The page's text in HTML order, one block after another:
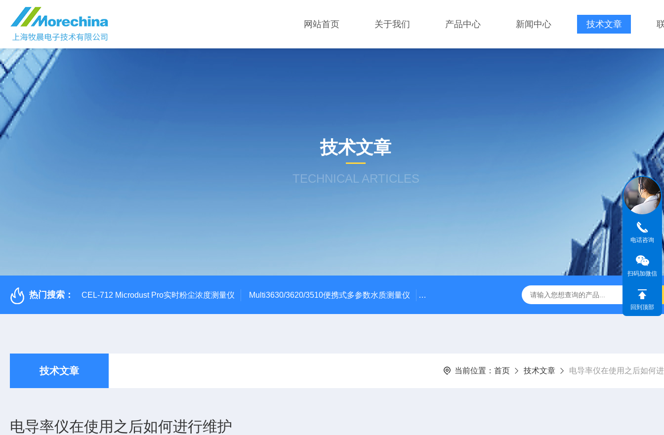
网站首页 关于我们 产品中心 新闻中心 技术文章
技术文章
TECHNICAL ARTICLES
热门搜索： CEL-712 Microdust Pro实时粉尘浓度测量仪 Multi3630/3620/3510便携式多参数水质测量仪 dBadge2CASELLA科赛乐个人声暴露计 PC-2200/2300进口激光
技术文章 当前位置： 首页 技术文章 电导率仪在使用之后如何
电导率仪在使用之后如何进行维护
电话咨询
扫码加微信
回到顶部